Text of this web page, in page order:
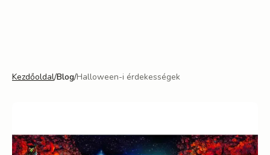
Kezdőoldal/Blog/Halloween-i érdekességek